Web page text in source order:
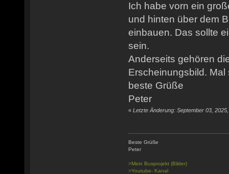
Ich habe vorn ein
und hinten über dem
einbauen. Das sollte
sein.
Anderseits gehören
Erscheinungsbild. Mal
beste Grüße
Peter
« Letzte Änderung: September 03,
Beste Grüße
Peter
>Mein Busprojekt (Bilder)
>Youtube- Kanal